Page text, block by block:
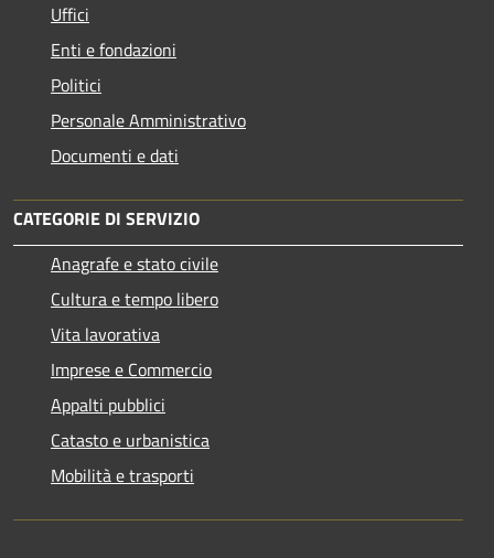
Uffici
Enti e fondazioni
Politici
Personale Amministrativo
Documenti e dati
CATEGORIE DI SERVIZIO
Anagrafe e stato civile
Cultura e tempo libero
Vita lavorativa
Imprese e Commercio
Appalti pubblici
Catasto e urbanistica
Mobilità e trasporti